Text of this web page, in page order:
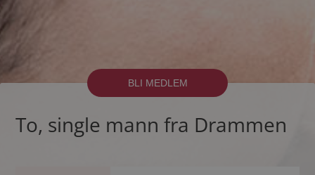
BLI MEDLEM
To, single mann fra Drammen